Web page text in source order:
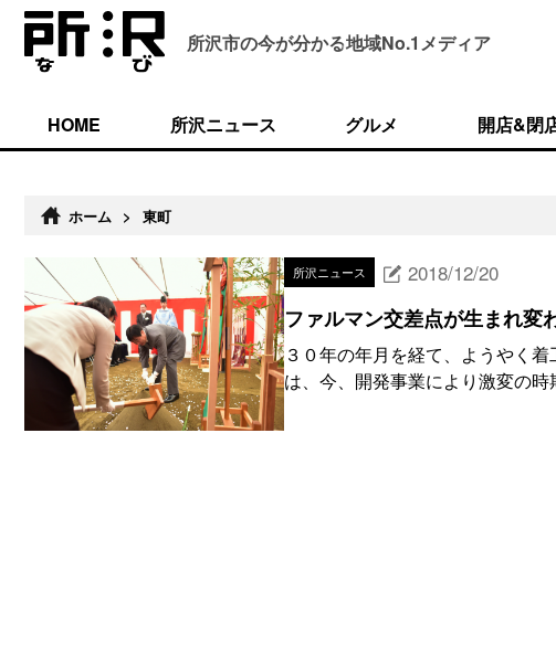
所沢市の今が分かる地域No.1メディア
HOME 所沢ニュース グルメ 開店&閉
ホーム > 東町
所沢ニュース 2018/12/20
ファルマン交差点が生まれ変
３０年の年月を経て、ようやく
は、今、開発事業により激変の